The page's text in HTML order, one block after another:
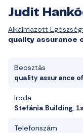
Judit
Alkalmazott
quality assurance
Beosztás
quality assurance
Iroda
Stefánia Building,
Telefonszám